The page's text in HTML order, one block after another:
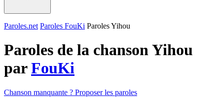
Paroles.net Paroles FouKi Paroles Yihou
Paroles de la chanson Yihou
parFouKi
Chanson manquante ? Proposer les paroles